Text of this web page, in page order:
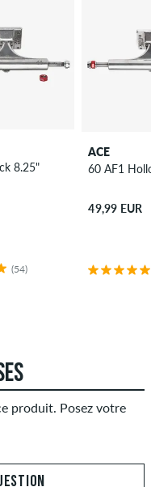
8.25"
(54)
ACE
60 AF1
49,99 EUR
produit. Posez votre